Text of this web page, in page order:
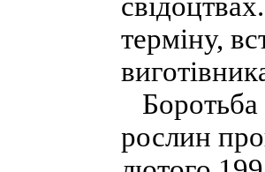
терміну,
рослин